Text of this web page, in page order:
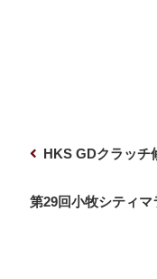
HKS GDクラッチ
第29回小牧シティマ